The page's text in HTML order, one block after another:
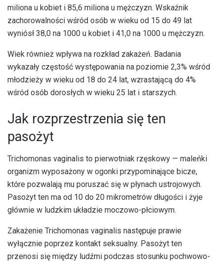
miliona u kobiet i 85,6 miliona u mężczyzn. Wskaźnik
zachorowalności wśród osób w wieku od 15 do 49 lat
wyniósł 38,0 na 1000 u kobiet i 41,0 na 1000 u mężczyzn.
Wiek również wpływa na rozkład zakażeń. Badania
wykazały częstość występowania na poziomie 2,3% wśród
młodzieży w wieku od 18 do 24 lat, wzrastającą do 4%
wśród osób dorosłych w wieku 25 lat i starszych.
Jak rozprzestrzenia się ten
pasożyt
Trichomonas vaginalis to pierwotniak rzęskowy — maleńki
organizm wyposażony w ogonki przypominające bicze,
które pozwalają mu poruszać się w płynach ustrojowych.
Pasożyt ten ma od 10 do 20 mikrometrów długości i żyje
głównie w ludzkim układzie moczowo-płciowym.
Zakażenie Trichomonas vaginalis następuje prawie
wyłącznie poprzez kontakt seksualny. Pasożyt ten
przenosi się między ludźmi podczas stosunku pochwowo-